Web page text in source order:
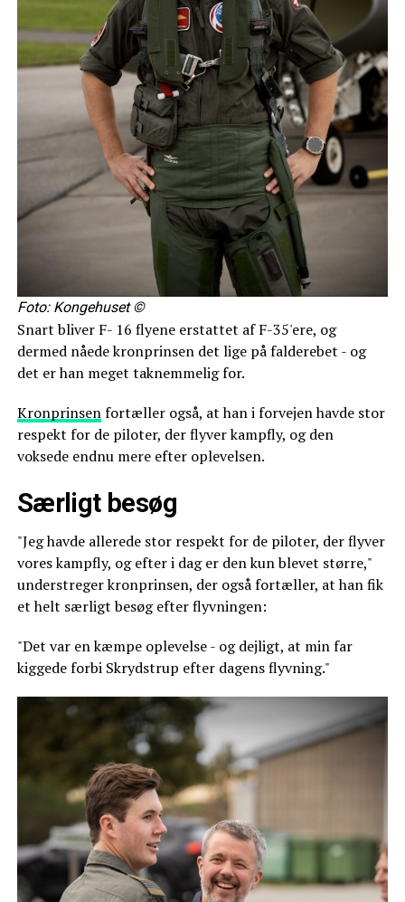
Foto: Kongehuset ©
Snart bliver F- 16 flyene erstattet af F-35'ere, og
dermed nåede kronprinsen det lige på falderebet - og
det er han meget taknemmelig for.
Kronprinsenfortæller også, at han i forvejen havde stor
respekt for de piloter, der flyver kampfly, og den
voksede endnu mere efter oplevelsen.
Særligt besøg
"Jeg havde allerede stor respekt for de piloter, der flyver
vores kampfly, og efter i dag er den kun blevet større,"
understreger kronprinsen, der også fortæller, at han fik
et helt særligt besøg efter flyvningen:
"Det var en kæmpe oplevelse - og dejligt, at min far
kiggede forbi Skrydstrup efter dagens flyvning."